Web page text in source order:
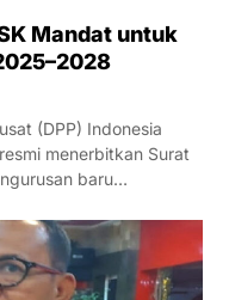
Mandat untuk
(DPP) Indonesia
menerbitkan Surat
baru…